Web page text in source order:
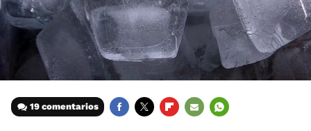
19 comentarios